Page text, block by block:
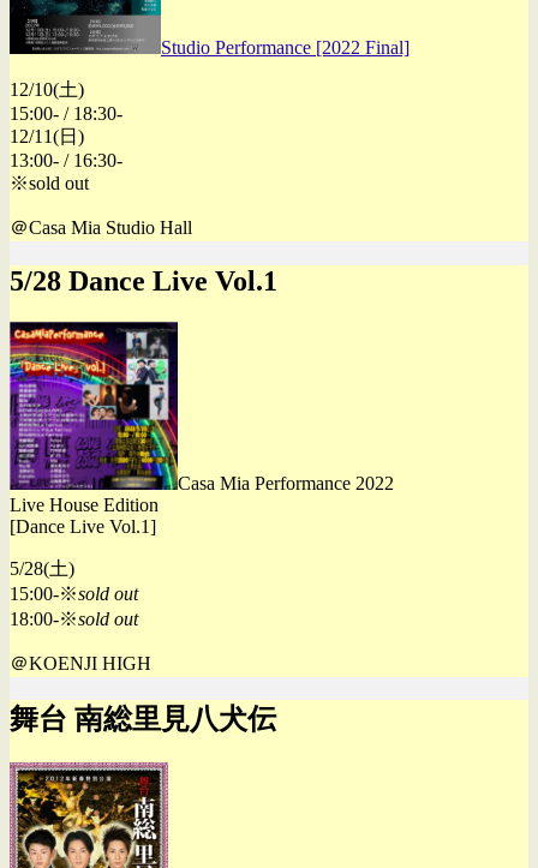
Studio Performance [2022 Final]
12/10(土)
15:00- / 18:30-
12/11(日)
13:00- / 16:30-
※sold out
＠Casa Mia Studio Hall
5/28 Dance Live Vol.1
Casa Mia Performance 2022
Live House Edition
[Dance Live Vol.1]
5/28(土)
15:00-※sold out
18:00-※sold out
＠KOENJI HIGH
舞台 南総里見八犬伝